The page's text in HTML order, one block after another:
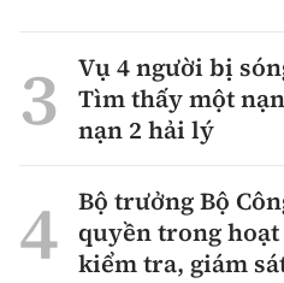
Vụ 4 người bị
Tìm thấy một
nạn 2 hải lý
Bộ trưởng Bộ
quyền trong
kiểm tra, giám